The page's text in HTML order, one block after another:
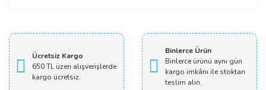
Ücretsiz Kargo
650 TL üzeri alışverişlerde
kargo ücretsiz.
Binlerce Ürün
Binlerce ürünü aynı gün
kargo imkânı ile stoktan
teslim alın.